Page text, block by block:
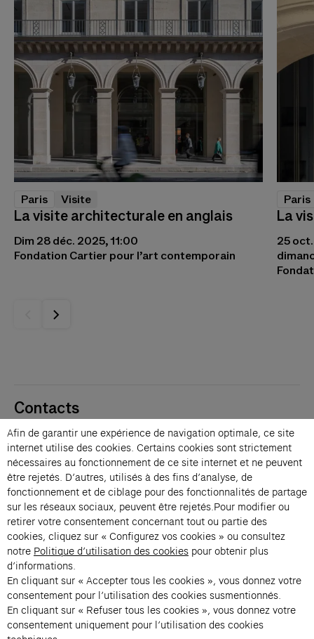
Paris Visite
La visite architecturale en anglais
Dim 28 déc. 2025, 11:00
Fondation Cartier pour l’art contemporain
Paris
La
25
Contacts
Membres
Presse
Privatisations
Changer de langue 
Inscription à la newsletter
→
En vous inscrivant à notre newsletter, vous acceptez notre politique de
confidentialité.
Instagram (s’ouvre dans un nouvel onglet)
Facebook (s’ouvre dans un nouvel onglet)
Pinterest (s’ouvre dans un nouvel onglet)
Youtube (s’ouvre dans un nouvel onglet)
Spotify (s’ouvre dans un nouvel onglet)
LinkedIn (s’ouvre dans un nouvel onglet)
Google Arts & Culture (s’ouvre dans un
Fondation Cartier pour l’art
Afin de garantir une expérience de navigation optimale, ce site
internet utilise des cookies. Certains cookies sont strictement
nécessaires au fonctionnement de ce site internet et ne peuvent
être rejetés. D’autres, utilisés à des fins d’analyse, de
fonctionnement et de ciblage pour des fonctionnalités de partage
sur les réseaux sociaux, peuvent être rejetés.Pour modifier ou
retirer votre consentement concernant tout ou partie des
cookies, cliquez sur « Configurez vos cookies » ou consultez
notre Politique d’utilisation des cookies pour obtenir plus
d’informations.
En cliquant sur « Accepter tous les cookies », vous donnez votre
consentement pour l’utilisation des cookies susmentionnés.
En cliquant sur « Refuser tous les cookies », vous donnez votre
consentement uniquement pour l’utilisation des cookies